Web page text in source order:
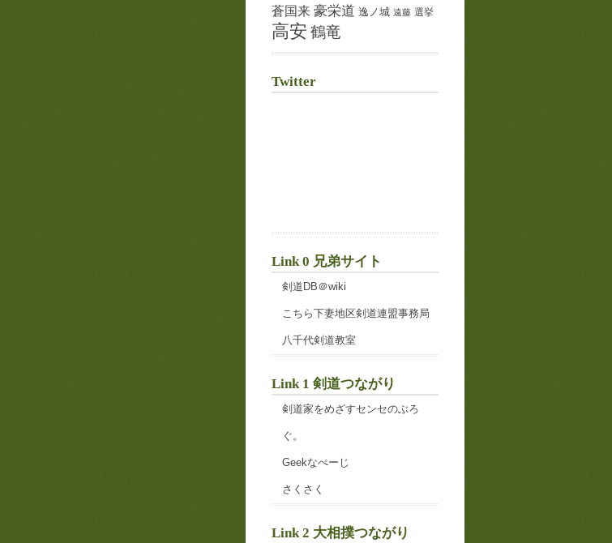
蒼国来 豪栄道 逸ノ城 遠藤 選挙
高安 鶴竜
Twitter
Link 0 兄弟サイト
剣道DB＠wiki
こちら下妻地区剣道連盟事務局
八千代剣道教室
Link 1 剣道つながり
剣道家をめざすセンセのぶろ
ぐ。
Geekなぺーじ
さくさく
Link 2 大相撲つながり